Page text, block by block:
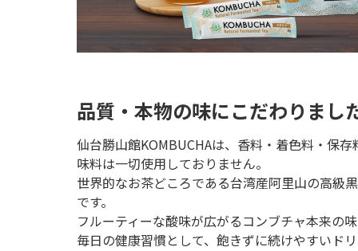
品質・本物の味にこだわりまし
仙台勝山館KOMBUCHAは、香料・着色料・保
味料は一切使用しておりません。
世界的なお茶どころである台湾産阿里山の高級
です。
フルーティーな酸味が広がるコンブチャ本来の
毎日の健康習慣として、飽きずに続けやすいド